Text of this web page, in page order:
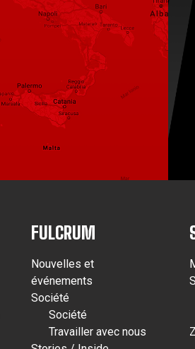
FULCRUM
Nouvelles et
événements
Société
Société
Travailler avec nous